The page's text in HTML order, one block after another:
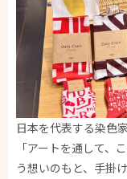
日本を代表する染色
「アートを通して、
う想いのもと、手掛